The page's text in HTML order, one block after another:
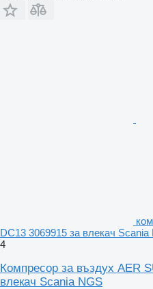
DC13 3069915 за влекач Scania
4
Компресор за въздух AER
влекач Scania NGS